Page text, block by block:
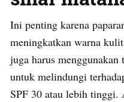
Ini penting karena
meningkatkan warna
juga harus
untuk melindungi
SPF 30 atau lebih tinggi.